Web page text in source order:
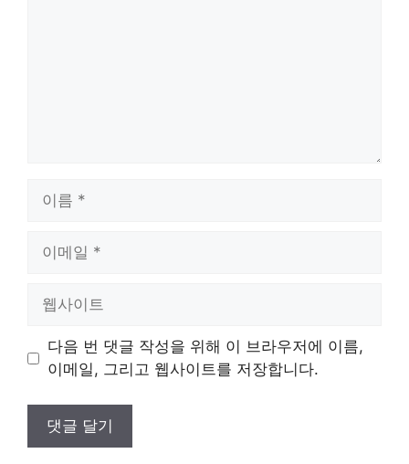
트
다음 번 댓글 작성을 위해 이 브라우저에 이름,
이메일, 그리고 웹사이트를 저장합니다.